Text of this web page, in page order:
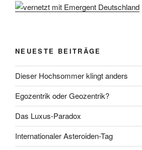
NEUESTE BEITRÄGE
Dieser Hochsommer klingt anders
Egozentrik oder Geozentrik?
Das Luxus-Paradox
Internationaler Asteroiden-Tag